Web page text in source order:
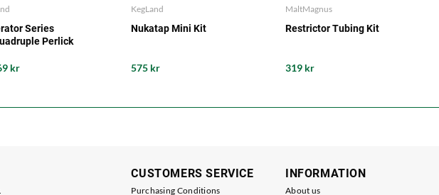
Series
Perlick
kr
KegLand
Nukatap Mini Kit
575 kr
MaltMagnus
Restrictor Tubing Kit
319 kr
CUSTOMERS SERVICE
Purchasing Conditions
INFORMATION
About us